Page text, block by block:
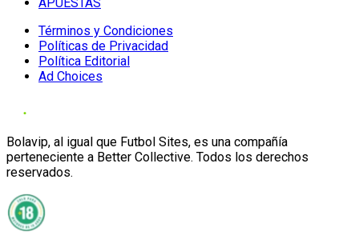
Términos y Condiciones
Políticas de Privacidad
Política Editorial
Ad Choices
Bolavip, al igual que Futbol Sites, es una compañía
perteneciente a Better Collective. Todos los derechos
reservados.